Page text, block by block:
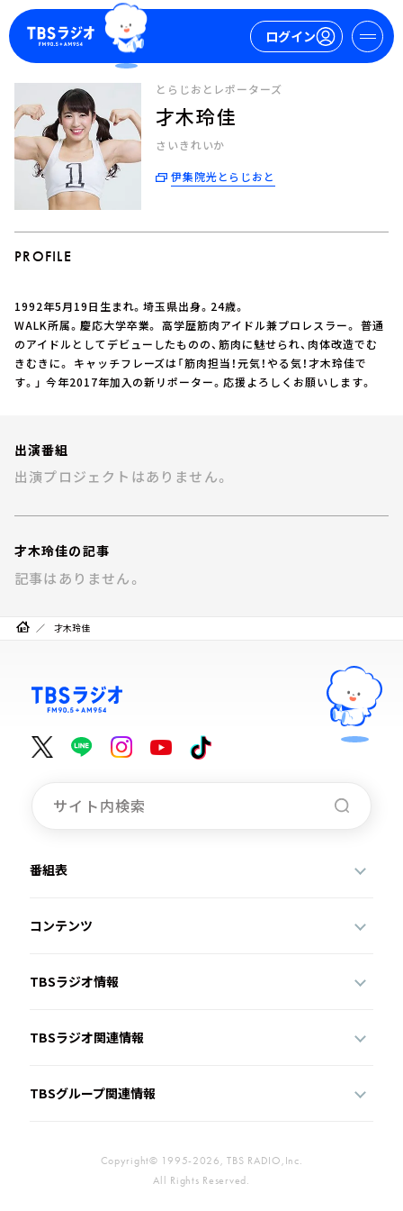
ログイン
マイページ
ログイン
今日の番組表
週間番組表
トピックス
TBS Podcast
YouTube
会社情報
とらじおとレポーターズ
才木玲佳
さいきれいか
伊集院光とらじおと
PROFILE
1992年5月19日生まれ。埼玉県出身。24歳。
WALK所属。慶応大学卒業。 高学歴筋肉アイドル兼プロレスラー。 普通
のアイドルとしてデビューしたものの、筋肉に魅せられ、肉体改造でむ
きむきに。 キャッチフレーズは「筋肉担当！元気！やる気！才木玲佳で
す。」 今年2017年加入の新リポーター。応援よろしくお願いします。
出演番組
出演プロジェクトはありません。
才木玲佳の記事
記事はありません。
才木玲佳
番組表
コンテンツ
TBSラジオ情報
TBSラジオ関連情報
TBSグループ関連情報
Copyright© 1995-2026, TBS RADIO,Inc.
All Rights Reserved.